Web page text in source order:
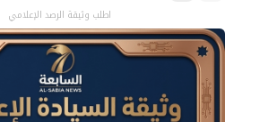
اطلب وثيقة الرصد الإعلامي